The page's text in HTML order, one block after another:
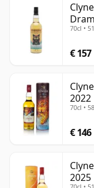
70cl •
€ 157
2022
70cl •
€ 146
2025